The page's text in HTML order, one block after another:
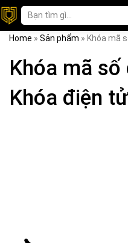
Home » Sản phẩm » Khóa mã
Khóa mã
Khóa điện